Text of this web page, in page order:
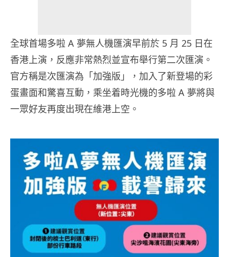
全球首場多啦 A 夢無人機匯演早前於 5 月 25 日在
香港上演，反應非常熱烈並宣布舉行第二次匯演。
官方稱是次匯演為「加強版」，加入了新登場的彩
蛋畫面和驚喜互動，乘坐着時光機的多啦 A 夢將與
一眾好友再度出現在維港上空。